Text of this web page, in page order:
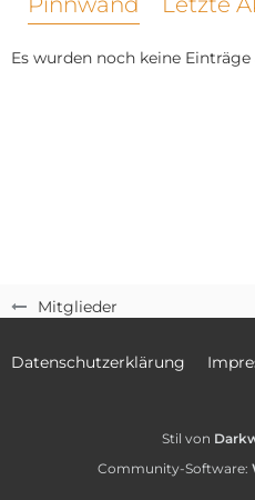
Mitglieder
Es wurden noch keine
Datenschutzerklärung
Stil von
Community-Software: